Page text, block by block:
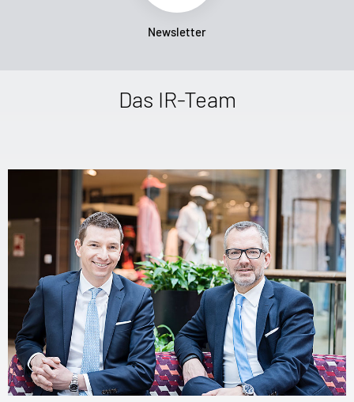
Newsletter
Das IR-Team